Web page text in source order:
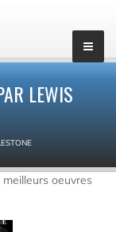
LEWIS
oeuvres